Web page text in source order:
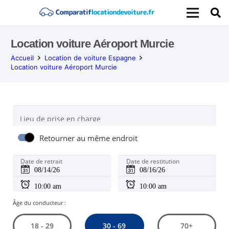
Location voiture Aéroport Murcie
Accueil
Location de voiture Espagne
Location voiture Aéroport Murcie
Lieu de prise en charge
Retourner au même endroit
Date de retrait Date de restitution
Âge du conducteur :
18 - 29 30 - 69 70+